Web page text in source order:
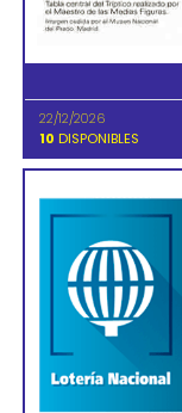
22/12/2026
10 DISPONIBLES